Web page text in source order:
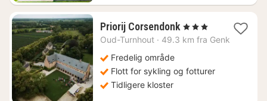
Priorij Corsendonk 1
natt
kr.
, 3 Stjerner
Oud-Turnhout · 49.3 km fra Genk
Fredelig område
Flott for sykling og fotturer
Tidligere kloster